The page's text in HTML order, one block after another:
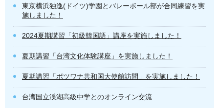
東京横浜独逸(ドイツ)学園とバレーボール部が合同練習を実
施しました！
2024夏期講習「初級韓国語」講座を実施しました！
夏期講習「台湾文化体験講座」を実施しました！
夏期講習「ボツワナ共和国大使館訪問」を実施しました！
台湾国立渓湖高級中学とのオンライン交流